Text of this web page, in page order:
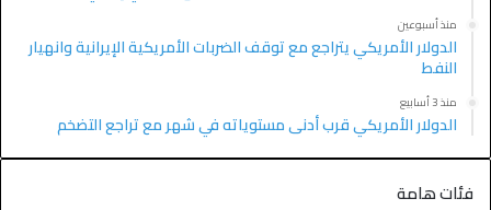
منذ أسبوعين
الدولار الأمريكي يتراجع مع توقف الضربات الأمريكية الإيرانية وانهيار
النفط
منذ 3 أسابيع
الدولار الأمريكي قرب أدنى مستوياته في شهر مع تراجع التضخم
فئات هامة